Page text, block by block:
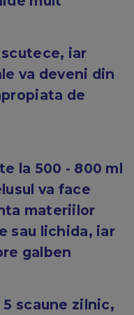
iar
va deveni din
de
la 500 - 800 ml
va face
materiilor
sau lichida, iar
galben
scaune zilnic,